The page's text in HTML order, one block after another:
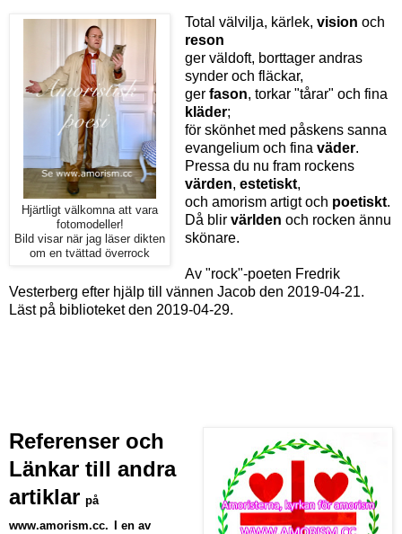
Hjärtligt välkomna att vara
fotomodeller!
Bild visar när jag läser dikten
om en tvättad överrock
Total välvilja, kärlek, vision och
reson
ger väldoft, borttager andras
synder och fläckar,
ger fason, torkar "tårar" och fina
kläder;
för skönhet med påskens sanna
evangelium och fina väder.
Pressa du nu fram rockens
värden, estetiskt,
och amorism artigt och poetiskt.
Då blir världen och rocken ännu
skönare.
Av "rock"-poeten Fredrik
Vesterberg efter hjälp till vännen Jacob den 2019-04-21.
Läst på biblioteket den 2019-04-29.
Referenser och
Länkar till andra
artiklar på
www.amorism.cc. I en av